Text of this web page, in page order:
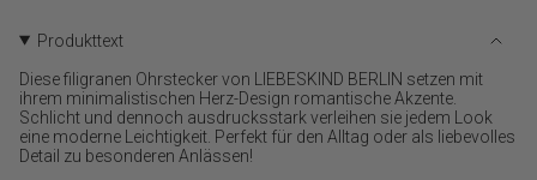
Warenkorb",
"decrease"=>"Menge
für
{{
product
}}
verringern",
Produkttext
Diese filigranen Ohrstecker von LIEBESKIND BERLIN setzen mit
ihrem minimalistischen Herz-Design romantische Akzente.
Schlicht und dennoch ausdrucksstark verleihen sie jedem Look
eine moderne Leichtigkeit. Perfekt für den Alltag oder als liebevolles
Detail zu besonderen Anlässen!